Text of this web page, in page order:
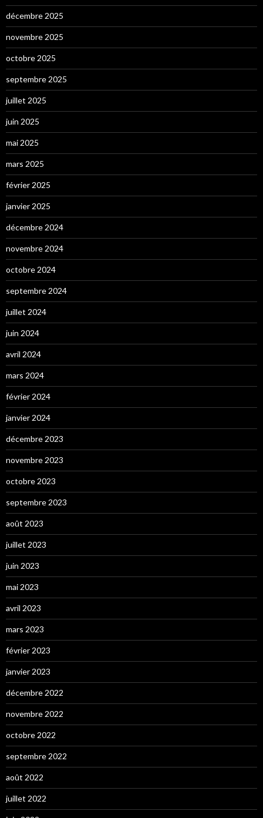
décembre 2025
novembre 2025
octobre 2025
septembre 2025
juillet 2025
juin 2025
mai 2025
mars 2025
février 2025
janvier 2025
décembre 2024
novembre 2024
octobre 2024
septembre 2024
juillet 2024
juin 2024
avril 2024
mars 2024
février 2024
janvier 2024
décembre 2023
novembre 2023
octobre 2023
septembre 2023
août 2023
juillet 2023
juin 2023
mai 2023
avril 2023
mars 2023
février 2023
janvier 2023
décembre 2022
novembre 2022
octobre 2022
septembre 2022
août 2022
juillet 2022